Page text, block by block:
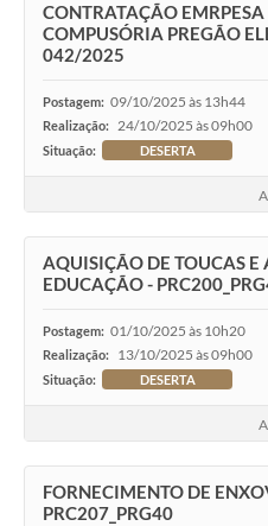
CONTRATAÇÃO
COMPUSÓRIA PREGÃO
042/2025
Postagem: 09/10/2025 às 13h44
Realização: 24/10/2025 às 09h00
Situação: DESERTA
AQUISIÇÃO DE TOUCAS E
EDUCAÇÃO -
Postagem: 01/10/2025 às 10h20
Realização: 13/10/2025 às 09h00
Situação: DESERTA
FORNECIMENTO DE
PRC207_PRG40